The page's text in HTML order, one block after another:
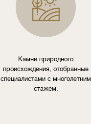
Камни природного
происхождения, отобранные
специалистами с многолетним
стажем.